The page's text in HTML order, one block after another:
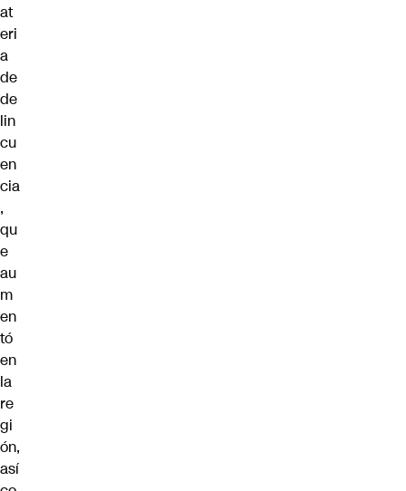
at
eri
a
de
de
lin
cu
en
cia
,
qu
e
au
m
en
tó
en
la
re
gi
ón,
así